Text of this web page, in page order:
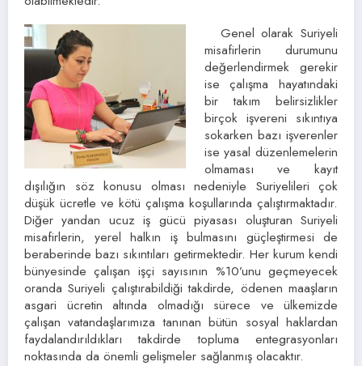
Genel olarak Suriyeli
misafirlerin durumunu
değerlendirmek gerekir
ise çalışma hayatındaki
bir takım belirsizlikler
birçok işvereni sıkıntıya
sokarken bazı işverenler
ise yasal düzenlemelerin
olmaması ve kayıt
dışılığın söz konusu olması nedeniyle Suriyelileri çok
düşük ücretle ve kötü çalışma koşullarında çalıştırmaktadır.
Diğer yandan ucuz iş gücü piyasası oluşturan Suriyeli
misafirlerin, yerel halkın iş bulmasını güçleştirmesi de
beraberinde bazı sıkıntıları getirmektedir. Her kurum kendi
bünyesinde çalışan işçi sayısının %10’unu geçmeyecek
oranda Suriyeli çalıştırabildiği takdirde, ödenen maaşların
asgari ücretin altında olmadığı sürece ve ülkemizde
çalışan vatandaşlarımıza tanınan bütün sosyal haklardan
faydalandırıldıkları takdirde topluma entegrasyonları
noktasında da önemli gelişmeler sağlanmış olacaktır.